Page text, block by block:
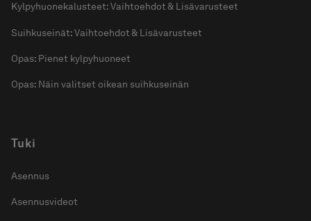
Kylpyhuonekalusteet: Vaihtoehdot & Lisävarusteet
Suihkuseinät: Vaihtoehdot & Lisävarusteet
Opas: Pienet kylpyhuoneet
Opas: Näin valitset oikean suihkuseinän
Tuki
Asennus
Asennusvideot